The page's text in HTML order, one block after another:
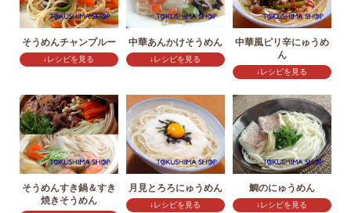
そうめんチャンプルー
↓レシピを見る
中華あんかけそうめん
↓レシピを見る
中華風ピリ辛にゅうめ
ん
↓レシピを見る
そうめんすき鍋＆すき
焼きそうめん
月見とろろにゅうめん
↓レシピを見る
鯛のにゅうめん
↓レシピを見る